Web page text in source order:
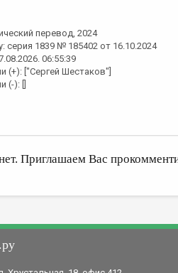
перевод, 2024
серия 1839 № 185402 от 16.10.2024
06:55:39
(+): ["Сергей Шестаков"]
(-): []
Приглашаем Вас